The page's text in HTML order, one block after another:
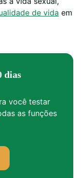
de vida em
dias
você testar
as funções